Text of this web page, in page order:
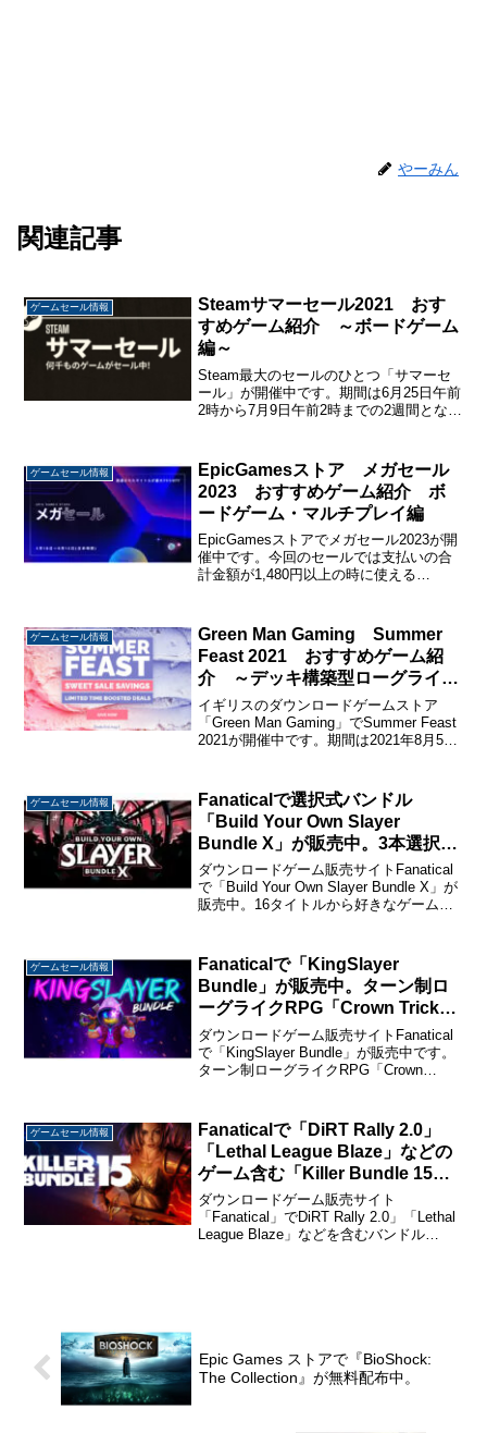
やーみん
関連記事
ゲームセール情報
Steamサマーセール2021 おす
すめゲーム紹介 ～ボードゲーム
編～
Steam最大のセールのひとつ「サマーセ
ール」が開催中です。期間は6月25日午前
2時から7月9日午前2時までの2週間となり
ル中の他のおすすめゲームはこちらTe...
ゲームセール情報
EpicGamesストア メガセール
2023 おすすめゲーム紹介 ボ
ードゲーム・マルチプレイ編
EpicGamesストアでメガセール2023が開
催中です。今回のセールでは支払いの合
計金額が1,480円以上の時に使える
金額が1,480円なら適用できます。さら...
ゲームセール情報
Green Man Gaming Summer
Feast 2021 おすすめゲーム紹
介 ～デッキ構築型ローグライク
編～
イギリスのダウンロードゲームストア
「Green Man Gaming」でSummer Feast
2021が開催中です。期間は2021年8月5日
す。Summer Feas...
ゲームセール情報
Fanaticalで選択式バンドル
「Build Your Own Slayer
Bundle X」が販売中。3本選択で
810円から
ダウンロードゲーム販売サイトFanatical
で「Build Your Own Slayer Bundle X」が
販売中。16タイトルから好きなゲームを
1,625...
ゲームセール情報
Fanaticalで「KingSlayer
Bundle」が販売中。ターン制ロ
ーグライクRPG「Crown Trick」
他5本のゲームで625円から
ダウンロードゲーム販売サイトFanatical
で「KingSlayer Bundle」が販売中です。
ターン制ローグライクRPG「Crown
ン...
ゲームセール情報
Fanaticalで「DiRT Rally 2.0」
「Lethal League Blaze」などの
ゲーム含む「Killer Bundle 15」
が販売中。8本で580円から
ダウンロードゲーム販売サイト
「Fanatical」でDiRT Rally 2.0」「Lethal
League Blaze」などを含むバンドル
Epic Games ストアで『BioShock:
The Collection』が無料配布中。